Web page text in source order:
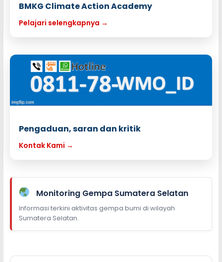
BMKG Climate Action Academy
Pelajari selengkapnya →
Pengaduan, saran dan kritik
Kontak Kami →
Monitoring Gempa Sumatera Selatan
Informasi terkini aktivitas gempa bumi di wilayah
Sumatera Selatan.